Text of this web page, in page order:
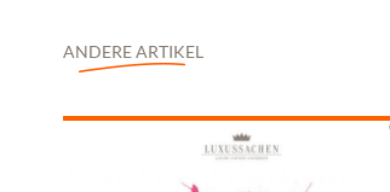
ANDERE ARTIKEL